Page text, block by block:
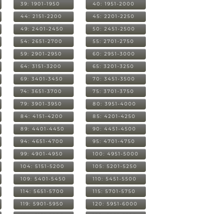
39: 1901-1950 40: 1951-2000
44: 2151-2200 45: 2201-2250
49: 2401-2450 50: 2451-2500
54: 2651-2700 55: 2701-2750
59: 2901-2950 60: 2951-3000
64: 3151-3200 65: 3201-3250
69: 3401-3450 70: 3451-3500
74: 3651-3700 75: 3701-3750
79: 3901-3950 80: 3951-4000
84: 4151-4200 85: 4201-4250
89: 4401-4450 90: 4451-4500
94: 4651-4700 95: 4701-4750
99: 4901-4950 100: 4951-5000
104: 5151-5200 105: 5201-5250
109: 5401-5450 110: 5451-5500
114: 5651-5700 115: 5701-5750
119: 5901-5950 120: 5951-6000